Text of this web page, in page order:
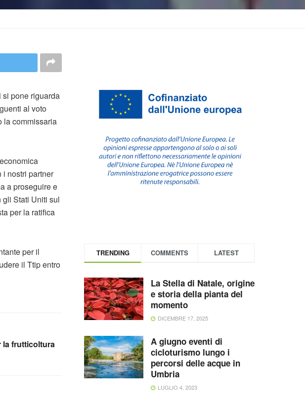
pone riguarda
al voto
la commissaria
i nostri partner
a proseguire e
Stati Uniti sul
per la ratifica
per il
il Ttip entro
la frutticoltura
TRENDING COMMENTS LATEST
La Stella di Natale, origine
e storia della pianta del
momento
DICEMBRE 17, 2025
A giugno eventi di
cicloturismo lungo i
percorsi delle acque in
Umbria
LUGLIO 4, 2023